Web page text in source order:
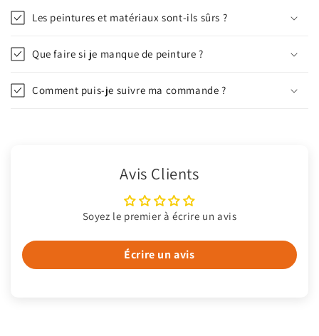
Les peintures et matériaux sont-ils sûrs ?
Que faire si je manque de peinture ?
Comment puis-je suivre ma commande ?
Avis Clients
Soyez le premier à écrire un avis
Écrire un avis